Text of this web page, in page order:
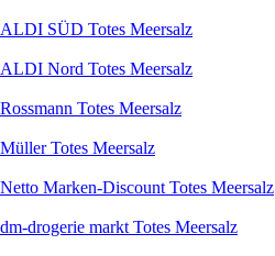
ALDI SÜD Totes Meersalz
ALDI Nord Totes Meersalz
Rossmann Totes Meersalz
Müller Totes Meersalz
Netto Marken-Discount Totes Meersalz
dm-drogerie markt Totes Meersalz